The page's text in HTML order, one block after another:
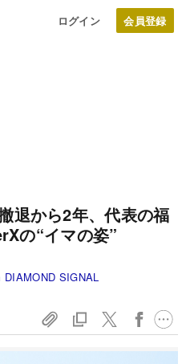
ログイン
退から2年、代表の福
の“イマの姿”
DIAMOND SIGNAL